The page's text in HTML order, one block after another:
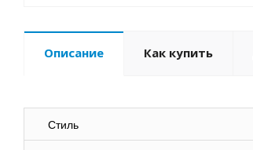
Описание Как купить
Стиль